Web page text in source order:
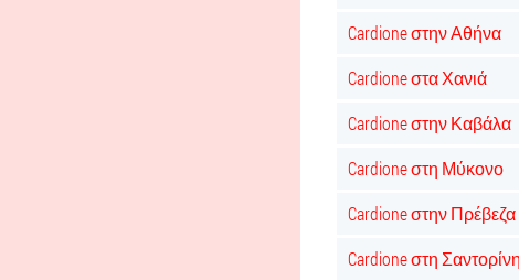
Cardione στην Αθήνα
Cardione στα Χανιά
Cardione στην Καβάλα
Cardione στη Μύκονο
Cardione στην Πρέβεζα
Cardione στη Σαντορίνη